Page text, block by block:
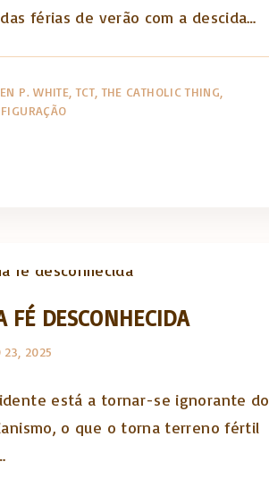
férias de verão com a descida…
P. WHITE TCT THE CATHOLIC THING
FÉ DESCONHECIDA
23, 2025
está a tornar-se ignorante do
o que o torna terreno fértil